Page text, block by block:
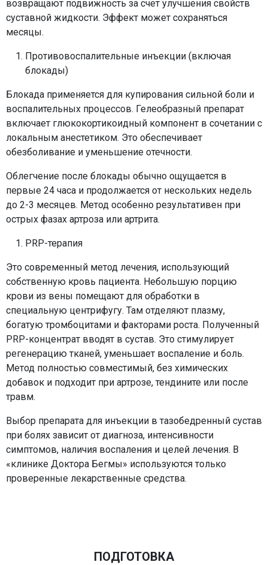
возвращают подвижность за счет улучшения свойств
суставной жидкости. Эффект может сохраняться
месяцы.
Противовоспалительные инъекции (включая
блокады)
Блокада применяется для купирования сильной боли и
воспалительных процессов. Гелеобразный препарат
включает глюкокортикоидный компонент в сочетании с
локальным анестетиком. Это обеспечивает
обезболивание и уменьшение отечности.
Облегчение после блокады обычно ощущается в
первые 24 часа и продолжается от нескольких недель
до 2-3 месяцев. Метод особенно результативен при
острых фазах артроза или артрита.
PRP-терапия
Это современный метод лечения, использующий
собственную кровь пациента. Небольшую порцию
крови из вены помещают для обработки в
специальную центрифугу. Там отделяют плазму,
богатую тромбоцитами и факторами роста. Полученный
PRP-концентрат вводят в сустав. Это стимулирует
регенерацию тканей, уменьшает воспаление и боль.
Метод полностью совместимый, без химических
добавок и подходит при артрозе, тендините или после
травм.
Выбор препарата для инъекции в тазобедренный сустав
при болях зависит от диагноза, интенсивности
симптомов, наличия воспаления и целей лечения. В
«клинике Доктора Бегмы» используются только
проверенные лекарственные средства.
ПОДГОТОВКА